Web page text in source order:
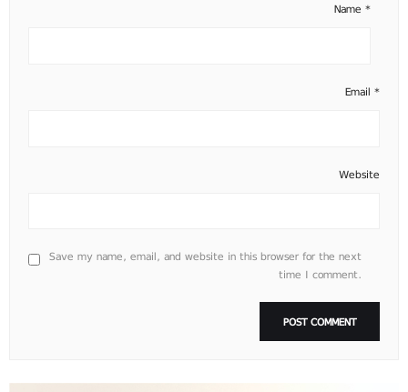
Name *
Email *
Website
Save my name, email, and website in this browser for the next
time I comment.